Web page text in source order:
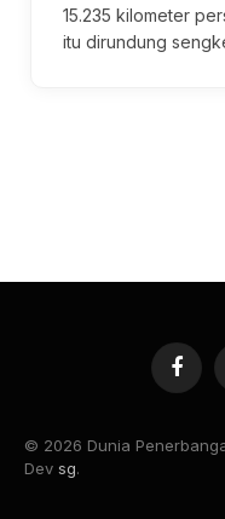
15.235 kilometer
itu dirundung
© 2026 Dunia
Dev sg.